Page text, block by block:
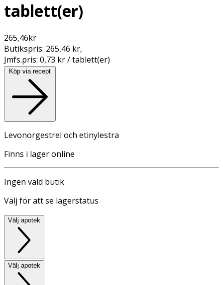
tablett(er)
265,46kr
Butikspris: 265,46 kr,
Jmfs.pris: 0,73 kr / tablett(er)
Köp via recept
Levonorgestrel och etinylestra
Finns i lager online
Ingen vald butik
Välj för att se lagerstatus
Välj apotek
Välj apotek